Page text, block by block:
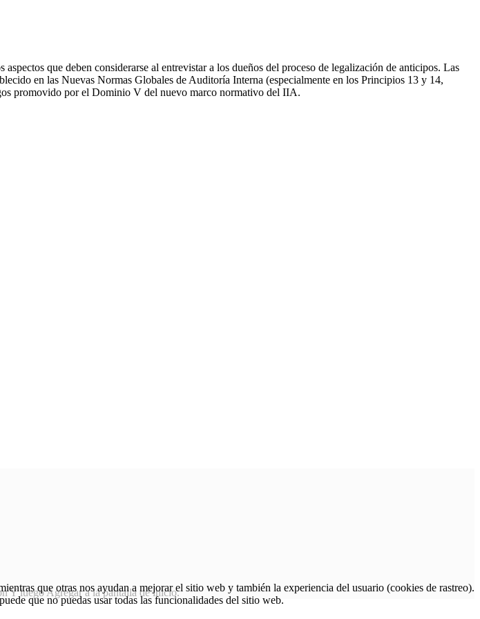
que deben considerarse al entrevistar a los dueños del proceso de legalización de anticipos. Las
en las Nuevas Normas Globales de Auditoría Interna (especialmente en los Principios 13 y 14,
promovido por el Dominio V del nuevo marco normativo del IIA.
que otras nos ayudan a mejorar el sitio web y también la experiencia del usuario (cookies de rastreo).
que no puedas usar todas las funcionalidades del sitio web.
Y luego Agregar a la pantalla de inicio.